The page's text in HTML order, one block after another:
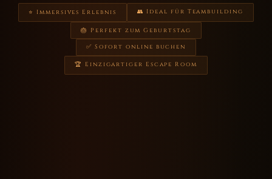
⭐ Immersives Erlebnis 👥 Ideal für Teambuilding
🎂 Perfekt zum Geburtstag
✅ Sofort online buchen
🏆 Einzigartiger Escape Room